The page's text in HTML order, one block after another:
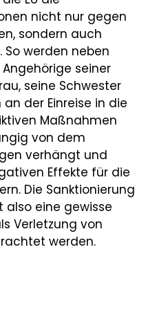
nicht nur gegen
sondern auch
werden neben
seiner
seine Schwester
der Einreise in die
Maßnahmen
von dem
verhängt und
Effekte für die
Die Sanktionierung
also eine gewisse
Verletzung von
werden.